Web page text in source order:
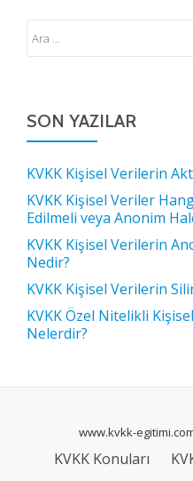
SON YAZILAR
KVKK Kişisel Verilerin
KVKK Kişisel Veriler
Edilmeli veya Anonim
KVKK Kişisel Verilerin
Nedir?
KVKK Kişisel Verilerin
KVKK Özel Nitelikli
Nelerdir?
www.kvkk-
İKINCILKVKK Konuları